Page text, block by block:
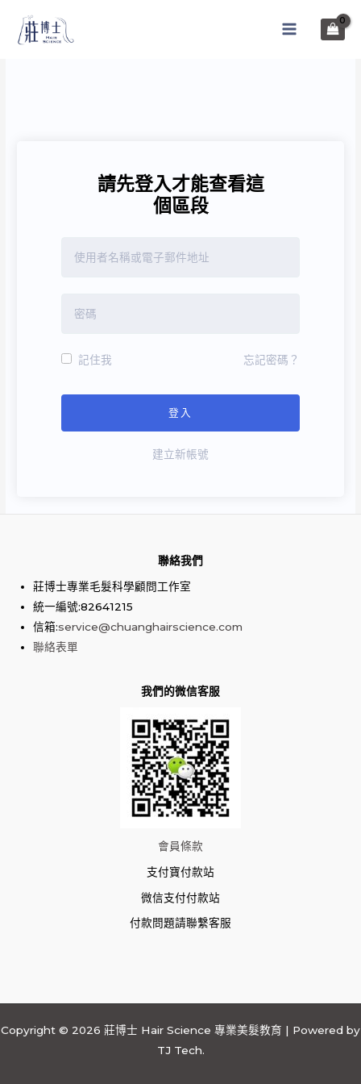
MAIN
請先登入才能查看這
個區段
記住我 忘記密碼？
建立新帳號
聯絡我們
莊博士專業毛髮科學顧問工作室
統一編號:82641215
信箱:service@chuanghairscience.com
聯絡表單
我們的微信客服
會員條款
支付寶付款站
微信支付付款站
付款問題請聯繫客服
Copyright © 2026 莊博士 Hair Science 專業美髮教育 | Powered by
TJ Tech.